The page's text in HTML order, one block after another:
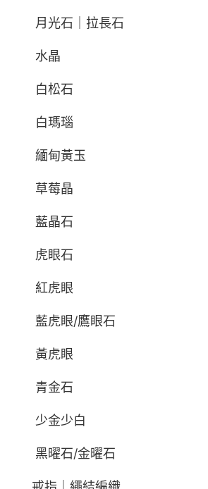
月光石｜拉長石
水晶
白松石
白瑪瑙
緬甸黃玉
草莓晶
藍晶石
虎眼石
紅虎眼
藍虎眼/鷹眼石
黃虎眼
青金石
少金少白
黑曜石/金曜石